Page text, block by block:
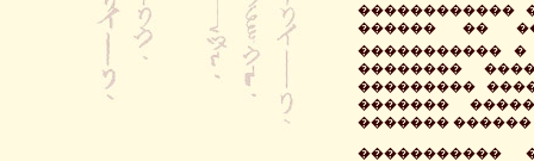
������������
������ ��
�����������
��������
���������
�������
������� ������
�����������